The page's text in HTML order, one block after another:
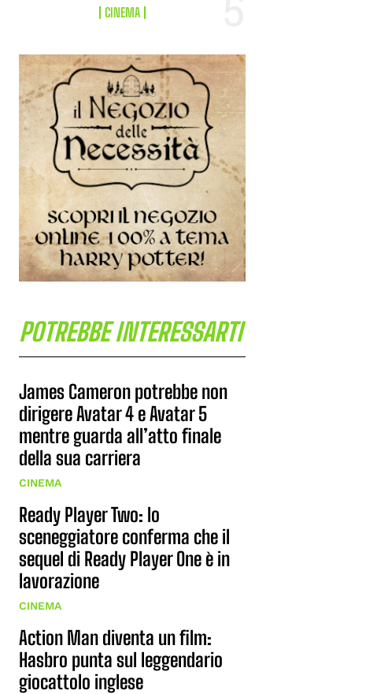
CINEMA
POTREBBE INTERESSARTI
James Cameron potrebbe non
dirigere Avatar 4 e Avatar 5
mentre guarda all’atto finale
della sua carriera
CINEMA
Ready Player Two: lo
sceneggiatore conferma che il
sequel di Ready Player One è in
lavorazione
CINEMA
Action Man diventa un film:
Hasbro punta sul leggendario
giocattolo inglese